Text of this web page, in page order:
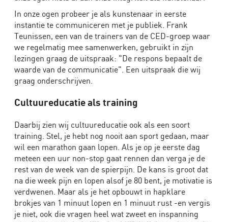
In onze ogen probeer je als kunstenaar in eerste
instantie te communiceren met je publiek. Frank
Teunissen, een van de trainers van de CED-groep waar
we regelmatig mee samenwerken, gebruikt in zijn
lezingen graag de uitspraak: "De respons bepaalt de
waarde van de communicatie". Een uitspraak die wij
graag onderschrijven.
Cultuureducatie als training
Daarbij zien wij cultuureducatie ook als een soort
training. Stel, je hebt nog nooit aan sport gedaan, maar
wil een marathon gaan lopen. Als je op je eerste dag
meteen een uur non-stop gaat rennen dan verga je de
rest van de week van de spierpijn. De kans is groot dat
na die week pijn en lopen alsof je 80 bent, je motivatie is
verdwenen. Maar als je het opbouwt in hapklare
brokjes van 1 minuut lopen en 1 minuut rust -en vergis
je niet, ook die vragen heel wat zweet en inspanning